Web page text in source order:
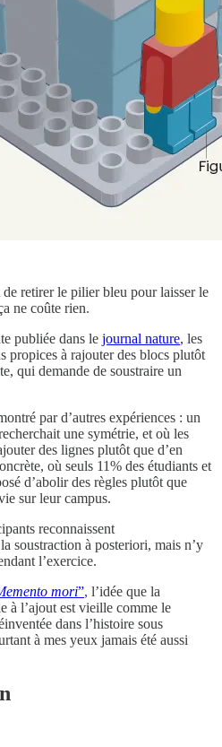
retirer le pilier bleu pour laisser le
ne coûte rien.
publiée dans le journal nature, les
propices à rajouter des blocs plutôt
qui demande de soustraire un
par d’autres expériences : un
une symétrie, et où les
des lignes plutôt que d’en
où seuls 11% des étudiants et
d’abolir des règles plutôt que
sur leur campus.
reconnaissent
soustraction à posteriori, mais n’y
l’exercice.
mori”, l’idée que la
à l’ajout est vieille comme le
dans l’histoire sous
à mes yeux jamais été aussi